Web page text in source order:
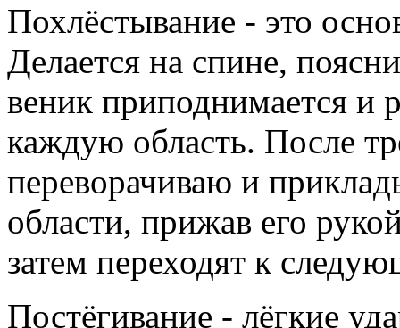
Похлёстывание - это
Делается на спине,
веник приподнимается и
каждую область. После
переворачиваю и
области, прижав его
затем переходят к
Постёгивание - лёгкие